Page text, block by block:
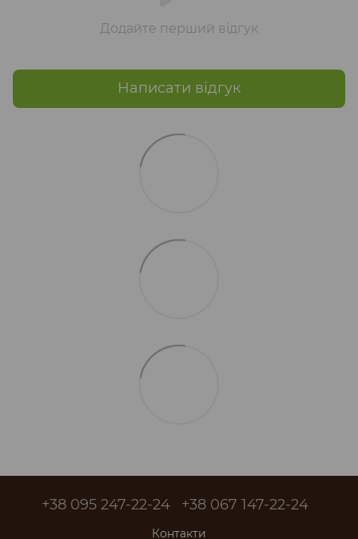
Додайте перший відгук
Написати відгук
+38 095 247-22-24 +38 067 147-22-24
Контакти